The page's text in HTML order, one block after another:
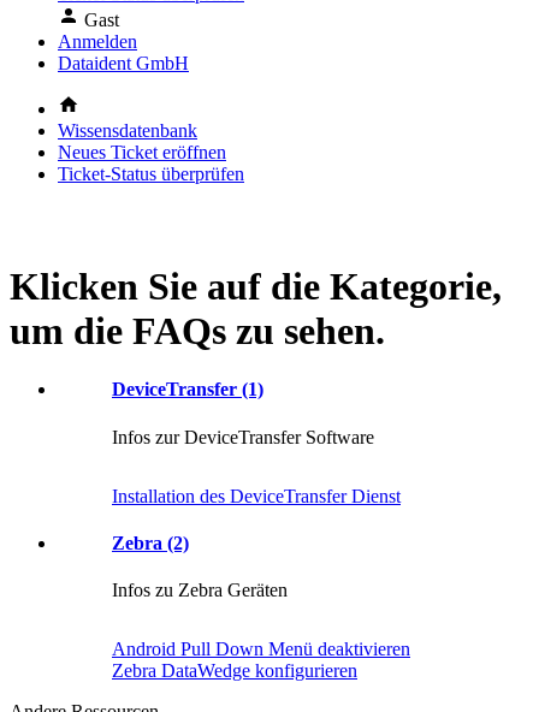
Gast
Anmelden
Dataident GmbH
Wissensdatenbank
Neues Ticket eröffnen
Ticket-Status überprüfen
Klicken Sie auf die Kategorie,
um die FAQs zu sehen.
DeviceTransfer (1)
Infos zur DeviceTransfer Software
Installation des DeviceTransfer Dienst
Zebra (2)
Infos zu Zebra Geräten
Android Pull Down Menü deaktivieren
Zebra DataWedge konfigurieren